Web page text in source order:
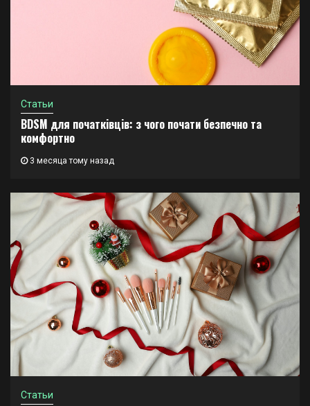
Статьи
BDSM для початківців: з чого почати безпечно та
комфортно
3 месяца тому назад
Статьи